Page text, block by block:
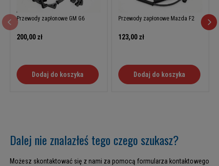
Przewody zapłonowe GM G6
200,00 zł
Dodaj do koszyka
Przewody zapłonowe Mazda F2
123,00 zł
Dodaj do koszyka
Dalej nie znalazłeś tego czego szukasz?
Możesz skontaktować się z nami za pomocą formularza kontaktowego